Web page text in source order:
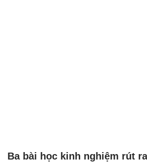
Ba bài học kinh nghiệm rút